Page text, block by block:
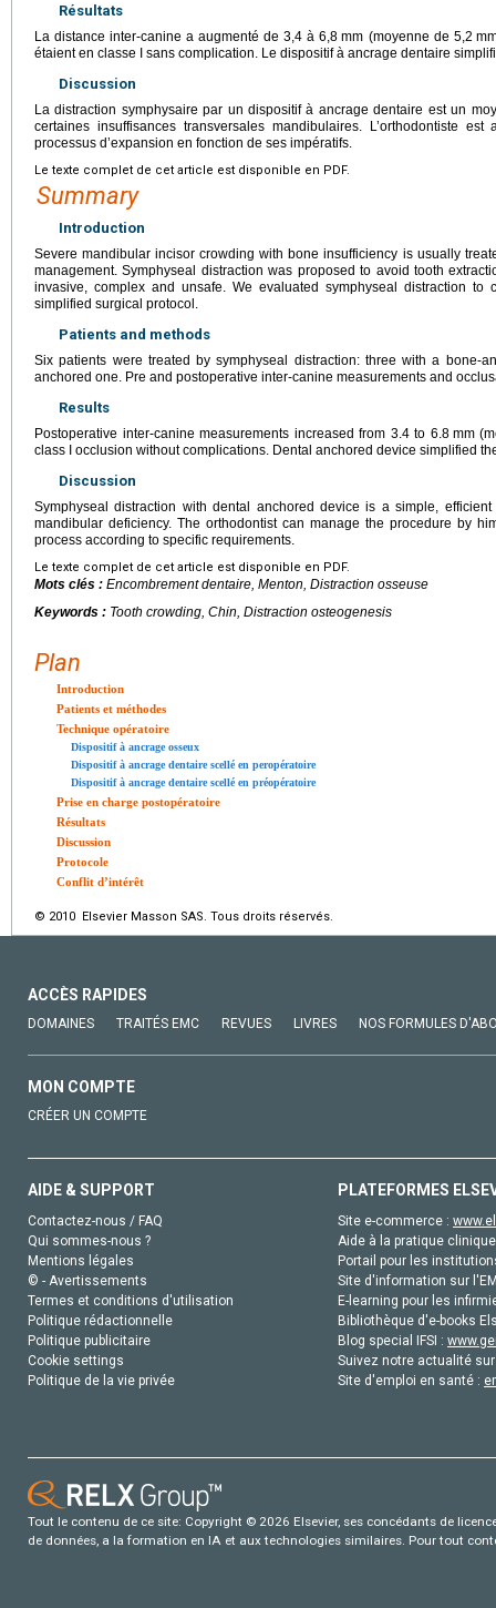
Résultats
La distance inter-canine a augmenté de 3,4 à 6,8 mm (moyenne de 5,2
étaient en classe I sans complication. Le dispositif à ancrage dentaire
Discussion
La distraction symphysaire par un dispositif à ancrage dentaire est un
certaines insuffisances transversales mandibulaires. L’orthodontiste
processus d’expansion en fonction de ses impératifs.
Le texte complet de cet article est disponible en PDF.
Summary
Introduction
Severe mandibular incisor crowding with bone insufficiency is usually
management. Symphyseal distraction was proposed to avoid tooth
invasive, complex and unsafe. We evaluated symphyseal distraction
simplified surgical protocol.
Patients and methods
Six patients were treated by symphyseal distraction: three with a bone-
anchored one. Pre and postoperative inter-canine measurements and
Results
Postoperative inter-canine measurements increased from 3.4 to 6.8 mm
class I occlusion without complications. Dental anchored device simplified
Discussion
Symphyseal distraction with dental anchored device is a simple,
mandibular deficiency. The orthodontist can manage the procedure by
process according to specific requirements.
Le texte complet de cet article est disponible en PDF.
Mots clés : Encombrement dentaire, Menton, Distraction osseuse
Keywords : Tooth crowding, Chin, Distraction osteogenesis
Plan
Introduction
Patients et méthodes
Technique opératoire
Dispositif à ancrage osseux
Dispositif à ancrage dentaire scellé en peropératoire
Dispositif à ancrage dentaire scellé en préopératoire
Prise en charge postopératoire
Résultats
Discussion
Protocole
Conflit d’intérêt
© 2010 Elsevier Masson SAS. Tous droits réservés.
ACCÈS RAPIDES
DOMAINES TRAITÉS EMC REVUES LIVRES NOS FORMULES
MON COMPTE
CRÉER UN COMPTE
AIDE & SUPPORT
Contactez-nous / FAQ
Qui sommes-nous ?
Mentions légales
© - Avertissements
Termes et conditions d'utilisation
Politique rédactionnelle
Politique publicitaire
Cookie settings
Politique de la vie privée
PLATEFORMES
Site e-commerce :
Aide à la pratique
Portail pour les
Site d'information sur
E-learning pour les
Bibliothèque d'e-books
Blog special IFSI :
Suivez notre actualité
Site d'emploi en santé :
Tout le contenu de ce site: Copyright © 2026 Elsevier, ses concédants de
de données, a la formation en IA et aux technologies similaires. Pour tout